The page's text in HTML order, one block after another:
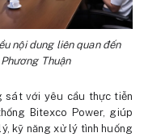
nội dung liên quan đến
Thuận
sát với yêu cầu thực tiễn
Bitexco Power, giúp
kỹ năng xử lý tình huống